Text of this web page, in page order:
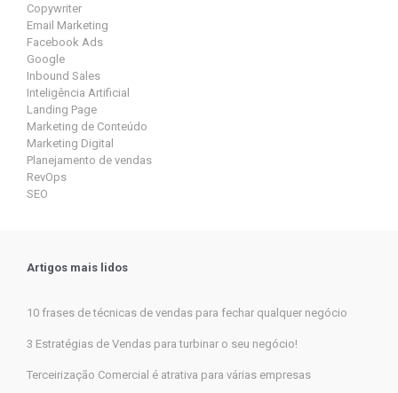
Copywriter
Email Marketing
Facebook Ads
Google
Inbound Sales
Inteligência Artificial
Landing Page
Marketing de Conteúdo
Marketing Digital
Planejamento de vendas
RevOps
SEO
Artigos mais lidos
10 frases de técnicas de vendas para fechar qualquer negócio
3 Estratégias de Vendas para turbinar o seu negócio!
Terceirização Comercial é atrativa para várias empresas